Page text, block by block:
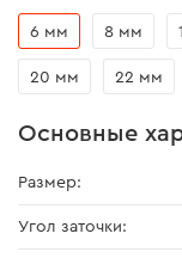
6 мм 8 мм
20 мм 22 мм
Основные
Размер:
Угол заточки: